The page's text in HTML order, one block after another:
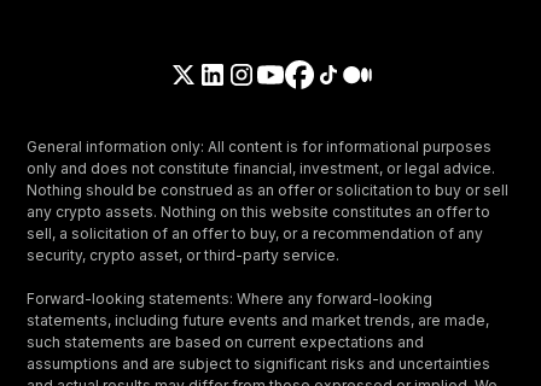
General information only: All content is for informational purposes
only and does not constitute financial, investment, or legal advice.
Nothing should be construed as an offer or solicitation to buy or sell
any crypto assets. Nothing on this website constitutes an offer to
sell, a solicitation of an offer to buy, or a recommendation of any
security, crypto asset, or third-party service.
Forward-looking statements: Where any forward-looking
statements, including future events and market trends, are made,
such statements are based on current expectations and
assumptions and are subject to significant risks and uncertainties